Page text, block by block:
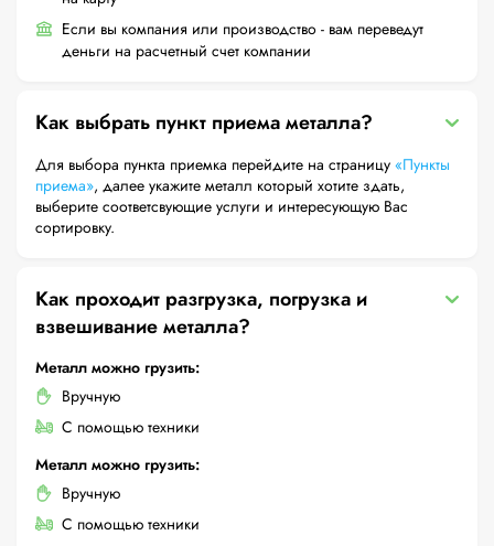
Если вы компания или производство - вам переведут
деньги на расчетный счет компании
Как выбрать пункт приема металла?
Для выбора пункта приемка перейдите на страницу «Пункты
приема», далее укажите металл который хотите здать,
выберите соответсвующие услуги и интересующую Вас
сортировку.
Как проходит разгрузка, погрузка и
взвешивание металла?
Металл можно грузить:
Вручную
С помощью техники
Металл можно грузить:
Вручную
С помощью техники